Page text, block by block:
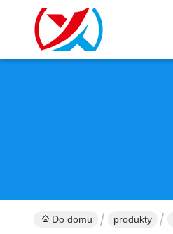
Do domu produkty